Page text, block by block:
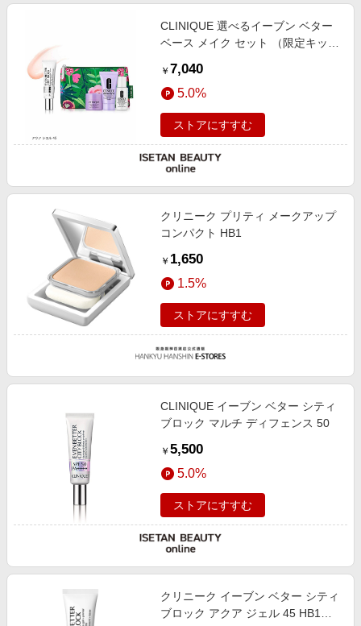
CLINIQUE 選べるイーブン ベター
ベース メイク セット （限定キッ
￥ 7,040
5.0%
ストアにすすむ
クリニーク プリティ メークアップ
コンパクト HB1
￥ 1,650
1.5%
ストアにすすむ
CLINIQUE イーブン ベター シティ
ブロック マルチ ディフェンス 50
￥ 5,500
5.0%
ストアにすすむ
クリニーク イーブン ベター シティ
ブロック アクア ジェル 45 HB1